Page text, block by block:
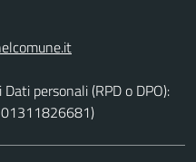
personali (RPD o DPO):
01311826681)